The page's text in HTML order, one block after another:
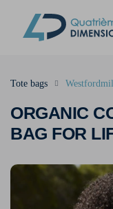
ORGANIC
BAG FOR
Tote bags